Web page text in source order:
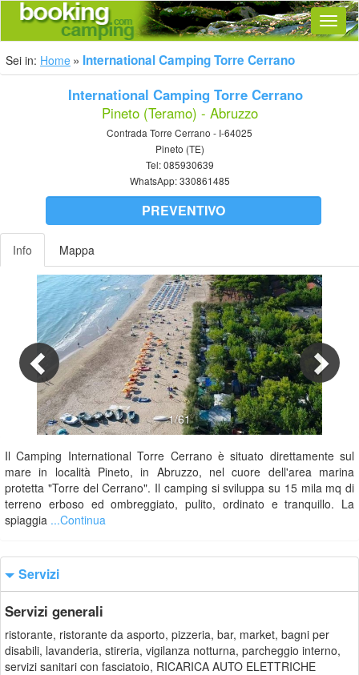
Sei in: Home International Camping Torre Cerrano
International Camping Torre Cerrano
Pineto (Teramo) - Abruzzo
Contrada Torre Cerrano - I-64025
Pineto (TE)
Tel:085930639
WhatsApp:330861485
PREVENTIVO
Info Mappa
1/61
Previous
Il Camping International Torre Cerrano è situato direttamente sul
mare in località Pineto, in Abruzzo, nel cuore dell'area marina
protetta "Torre del Cerrano". Il camping si sviluppa su 15 mila mq di
terreno erboso ed ombreggiato, pulito, ordinato e tranquillo. La
spiaggia ...Continua
Servizi
Servizi generali
ristorante, ristorante da asporto, pizzeria, bar, market, bagni per
disabili, lavanderia, stireria, vigilanza notturna, parcheggio interno,
servizi sanitari con fasciatoio, RICARICA AUTO ELETTRICHE